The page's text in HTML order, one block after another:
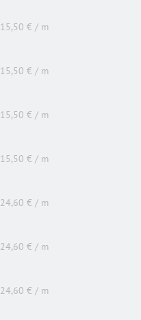
15,50 € / m
15,50 € / m
15,50 € / m
15,50 € / m
24,60 € / m
24,60 € / m
24,60 € / m